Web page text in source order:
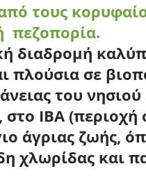
τους
πεζοπορία.
διαδρομή
πλούσια σε
του
IBA
άγριας ζωής,
χλωρίδας και